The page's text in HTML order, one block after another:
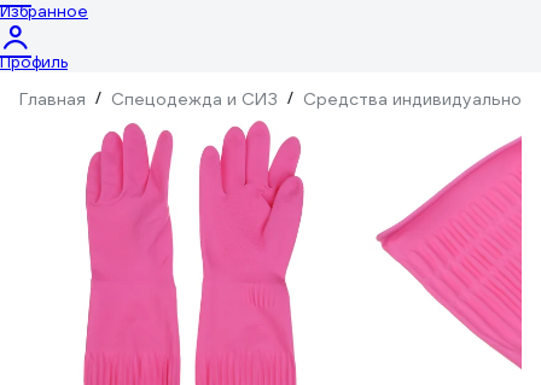
Избранное
Профиль
Главная / Спецодежда и СИЗ / Средства индивидуальной